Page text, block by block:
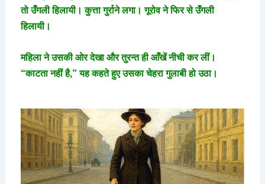
तो उँगली हिलायी। कुत्ता गुर्राने लगा। गूरोव ने फिर से उँगली
हिलायी।
महिला ने उसकी ओर देखा और तुरन्त ही आँखें नीची कर लीं।
“काटता नहीं है,” यह कहते हुए उसका चेहरा गुलाबी हो उठा।